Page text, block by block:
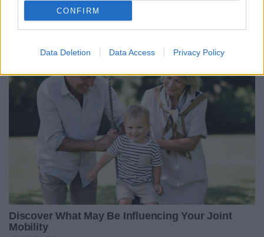
CONFIRM
Data Deletion Data Access Privacy Policy